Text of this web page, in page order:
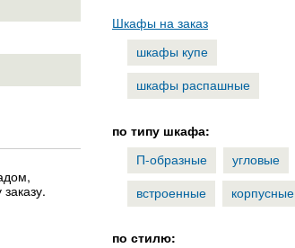
Шкафы на заказ
шкафы купе
шкафы распашные
по типу шкафа:
П-образные
угловые
встроенные
корпусные
по стилю: